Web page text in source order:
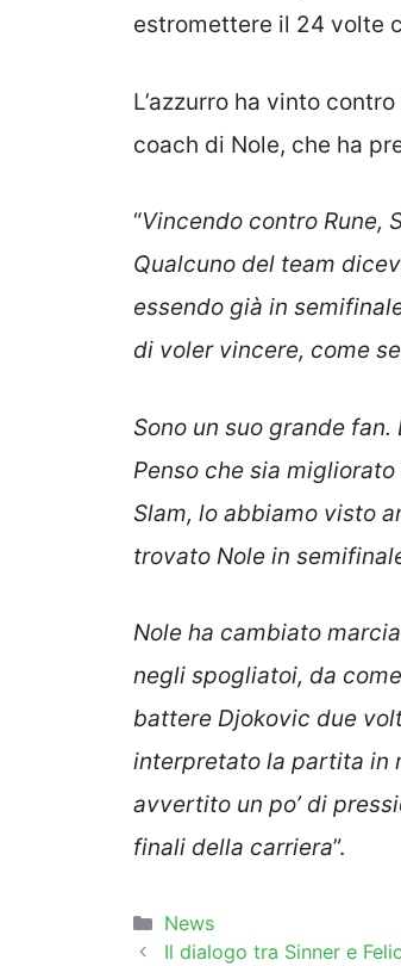
estromettere il 24 volte
L’azzurro ha vinto
coach di Nole, che ha
“Vincendo contro Rune,
Qualcuno del team
essendo già in
di voler vincere, come
Sono un suo grande
Penso che sia
Slam, lo abbiamo visto
trovato Nole in
Nole ha cambiato
negli spogliatoi, da
battere Djokovic due
interpretato la partita in
avvertito un po’ di
finali della carriera”.
Categorie
News
Il dialogo tra Sinner e